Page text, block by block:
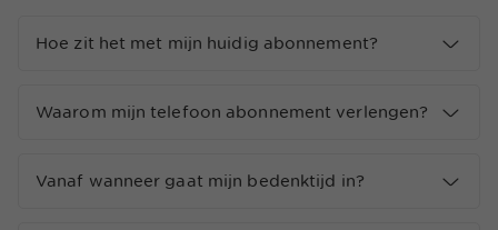
Hoe zit het met mijn huidig abonnement?
Waarom mijn telefoon abonnement verlengen?
Vanaf wanneer gaat mijn bedenktijd in?